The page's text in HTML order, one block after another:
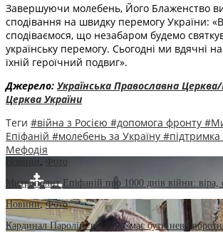
Завершуючи молебень, Його Блаженство
сподівання на швидку перемогу України:
сподіваємося, що незабаром будемо
українську перемогу. Сьогодні ми вдячні
їхній героїчний подвиг».
Джерело: Українська Православна
Церква України
Теги #війна з Росією #допомога фронту
Епіфаній #молебень за Україну #підтримка
Мефодія
Новини
Фото
Митрополит Епіфаній про 1000 днів війни: віра,
Новини,Фото
Кардинал Паролін: війна не має бути